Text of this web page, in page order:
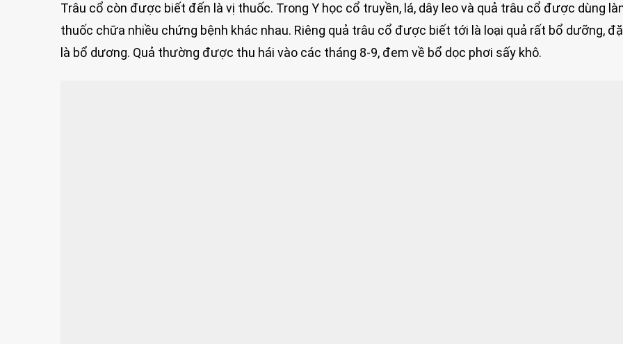
Trâu cổ còn được biết đến là vị thuốc. Trong Y học cổ truyền, lá, dây leo và quả trâu cổ được dùng
thuốc chữa nhiều chứng bệnh khác nhau. Riêng quả trâu cổ được biết tới là loại quả rất bổ dưỡng,
là bổ dương. Quả thường được thu hái vào các tháng 8-9, đem về bổ dọc phơi sấy khô.